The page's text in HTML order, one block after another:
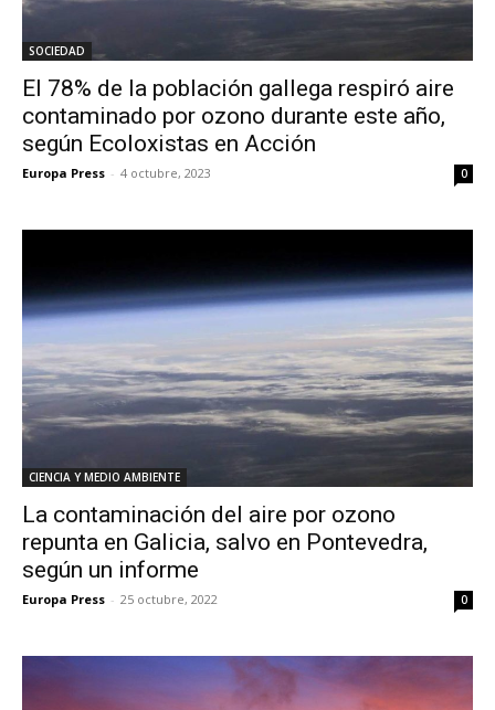
SOCIEDAD
El 78% de la población gallega respiró aire
contaminado por ozono durante este año,
según Ecoloxistas en Acción
Europa Press - 4 octubre, 2023 0
CIENCIA Y MEDIO AMBIENTE
La contaminación del aire por ozono
repunta en Galicia, salvo en Pontevedra,
según un informe
Europa Press - 25 octubre, 2022 0